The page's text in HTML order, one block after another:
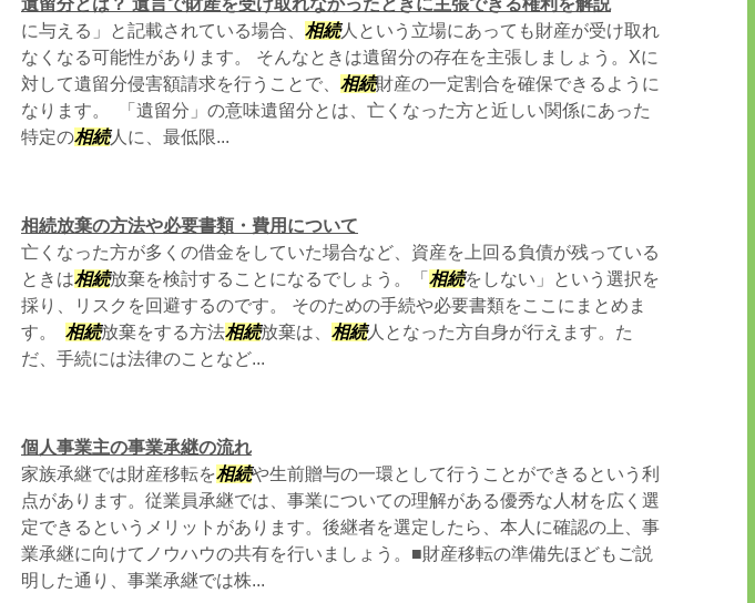
遺留分とは？ 遺言で財産を受け取れなかったときに主張できる権利を解説
に与える」と記載されている場合、 相続人という立場にあっても財産が受け取れ
なくなる可能性があります。 そんなときは遺留分の存在を主張しましょう。Xに
対して遺留分侵害額請求を行うことで、 相続財産の一定割合を確保できるように
なります。 「遺留分」の意味遺留分とは、亡くなった方と近しい関係にあった
特定の相続人に、最低限...
相続放棄の方法や必要書類・費用について
亡くなった方が多くの借金をしていた場合など、資産を上回る負債が残っている
ときは相続放棄を検討することになるでしょう。「 相続をしない」という選択を
採り、リスクを回避するのです。 そのための手続や必要書類をここにまとめま
す。 相続放棄をする方法相続放棄は、 相続人となった方自身が行えます。た
だ、手続には法律のことなど...
個人事業主の事業承継の流れ
家族承継では財産移転を相続や生前贈与の一環として行うことができるという利
点があります。従業員承継では、事業についての理解がある優秀な人材を広く選
定できるというメリットがあります。後継者を選定したら、本人に確認の上、事
業承継に向けてノウハウの共有を行いましょう。■財産移転の準備先ほどもご説
明した通り、事業承継では株...